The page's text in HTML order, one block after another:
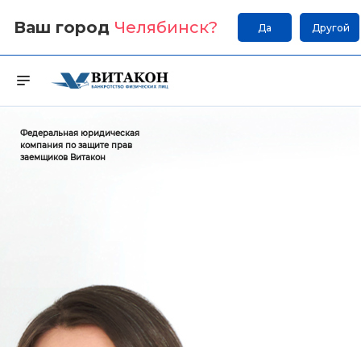
Ваш город Челябинск? Да Другой
Федеральная юридическая
компания по защите прав
заемщиков Витакон